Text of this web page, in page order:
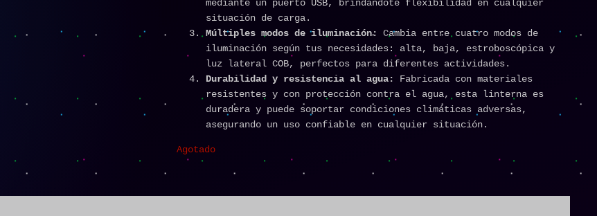
mediante un puerto USB, brindándote flexibilidad en cualquier
situación de carga.
Múltiples modos de iluminación:
Cambia entre cuatro modos de
iluminación según tus necesidades: alta, baja, estroboscópica y
luz lateral COB, perfectos para diferentes actividades.
Durabilidad y resistencia al agua:
Fabricada con materiales
resistentes y con protección contra el agua, esta linterna es
duradera y puede soportar condiciones climáticas adversas,
asegurando un uso confiable en cualquier situación.
Agotado